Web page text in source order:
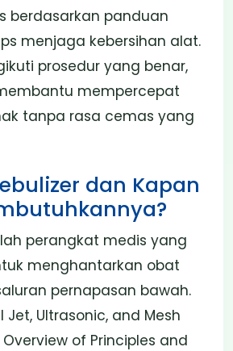
berdasarkan panduan
menjaga kebersihan alat.
prosedur yang benar,
mempercepat
tanpa rasa cemas yang
dan Kapan
perangkat medis yang
menghantarkan obat
pernapasan bawah.
Jet, Ultrasonic, and Mesh
Overview of Principles and